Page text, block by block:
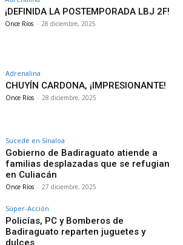
¡DEFINIDA LA POSTEMPORADA LBJ 2F!
Once Ríos - 28 diciembre, 2025
Adrenalina
CHUYÍN CARDONA, ¡IMPRESIONANTE!
Once Ríos - 28 diciembre, 2025
Sucede en Sinaloa
Gobierno de Badiraguato atiende a
familias desplazadas que se refugian
en Culiacán
Once Ríos - 27 diciembre, 2025
Súper-Acción
Policías, PC y Bomberos de
Badiraguato reparten juguetes y
dulces